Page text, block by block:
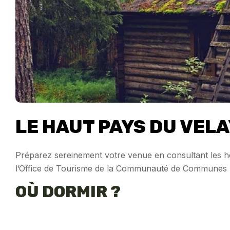
LE HAUT PAYS DU
Préparez sereinement votre venue en consultant les
l’Office de Tourisme de la Communauté de
OÙ DORMIR ?